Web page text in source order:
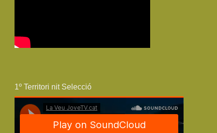
1º Territori nit Selecció